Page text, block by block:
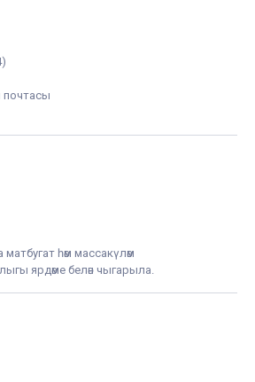
почтасы
һәм массакүләм
ярдәме белән чыгарыла.